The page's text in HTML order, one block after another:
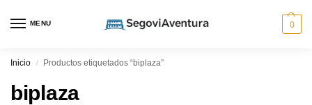
MENU 0
Inicio / Productos etiquetados “biplaza”
biplaza